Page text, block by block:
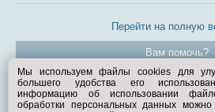
Перейти на полную
Вам помочь?
© Exist.ru
Мы используем файлы cookies для
большего удобства его
информацию об использовании
обработки персональных данных